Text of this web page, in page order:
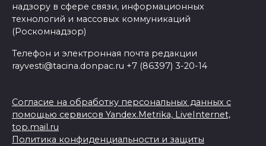
надзору в сфере связи, информационных
технологий и массовых коммуникаций
(Роскомнадзор)
Телефон и электронная почта редакции
rayvesti@tacina.donpac.ru +7 (86397) 3-20-14
Согласие на обработку персональных данных с
помощью сервисов Yandex.Metrika, LiveInternet,
top.mail.ru
Политика конфиденциальности и защиты